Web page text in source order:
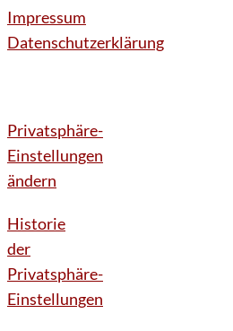
Impressum
Datenschutzerklärung
Privatsphäre-
Einstellungen
ändern
Historie
der
Privatsphäre-
Einstellungen